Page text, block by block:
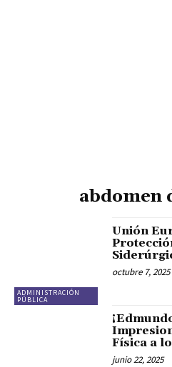
abdomen
ADMINISTRACIÓN
PÚBLICA
Unión
octubre 7, 2025
Física a
junio 22, 2025